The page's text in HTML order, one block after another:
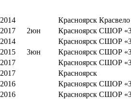
2014 Красноярск Красвело
2017 2юн Красноярск СШОР
2014 Красноярск СШОР
2015 3юн Красноярск СШОР
2017 Красноярск СШОР
2017 Красноярск
2016 Красноярск СШОР
2016 Красноярск СШОР